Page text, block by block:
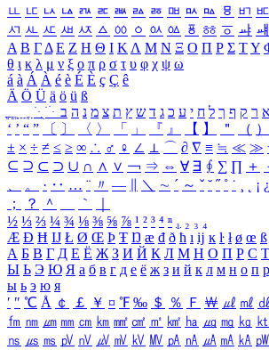
ㅥ ㅦ ㅧ ㅨ ㅩ ㅪ ㅫ ㅬ ㅭ ㅮ ㅯ ㅰ ㅱ ㅲ ㅳ
ㅺ ㅻ ㅼ ㅽ ㅾ ㅿ ㆀ ㆁ ㆂ ㆃ ㆄ ㆅ ㆆ ㆇ ㆈ
Α Β ΓΔ Ε Ζ Η Θ Ι ΚΛ Μ Ν Ξ Ο Π Ρ Σ ΤΥ
θ ι κ λ μ ν ξ ο π ρ σ τ υ φ χ ψ ω
á à Á À é è É È ç Ç ê
Ä Ö Ü ä ö ü ß
ִֶֹ ֻּ ׁׂ א ר ק ף ך ל ח י ע כ ג ד ש ץ ת צ מ נ ה ב
‘ ’ “ ” 〔 〕 〈 〉 「 」 『 』 【 】 ＂ （ ）
± × ÷ ≠ ≤ ≥ ∞ ∴ ♂ ♀ ∠ ⊥ ⌒ ∂ ∇ ≡ ≒ ≪ ≫
⊆ ⊇ ⊂ ⊃ ∪ ∩ ∧ ∨ ￢ ⇒ ⇔ ∀ ∃ ∮ ∑ ∏ ＋
、
。 · ‥ … ¨ 〃 ― ＼ ∼ ´ ～ ˇ ˘ ˝ ˚ ˙ ¸ ¡ ¿
；
？ ＾ ｀
½ ⅓ ⅔ ¼ ¾ ⅛ ⅜ ⅝ ⅞ ¹ ² ³ ⁴ ⁿ ₁ ₂ ₃ ₄
Æ Ð Ħ Ĳ Ł Ø Œ Þ Ŧ Ŋ æ đ ð ħ ı ĳ ĸ ŀ ł ø œ ß
А Б В Г Д Е Ё Ж З И Й К Л М Н О П Р С Т
Ы Ь Э Ю Я а б в г д е ё ж з и й к л м н о п р
ы ь э ю я
′ ″ ℃ Å ￠ ￡ ￥ ¤ ℉ ‰ ＄ ％ Ｆ ￦ ㎕ ㎖ ㎗
㎙ ㎚ ㎛ ㎜ ㎝ ㎞ ㎟ ㎠ ㎡ ㎢ ㏊ ㎍ ㎎ ㎏ ㏏
㎱ ㎲ ㎳ ㎴ ㎵ ㎶ ㎷ ㎸ ㎹ ㎀ ㎁ ㎂ ㎃ ㎄ ㎺